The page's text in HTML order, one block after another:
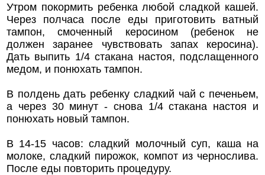
Утром покормить ребенка любой сладкой кашей.
Через полчаса после еды приготовить ватный
тампон, смоченный керосином (ребенок не
должен заранее чувствовать запах керосина).
Дать выпить 1/4 стакана настоя, подслащенного
медом, и понюхать тампон.
В полдень дать ребенку сладкий чай с печеньем,
а через 30 минут - снова 1/4 стакана настоя и
понюхать новый тампон.
В 14-15 часов: сладкий молочный суп, каша на
молоке, сладкий пирожок, компот из чернослива.
После еды повторить процедуру.